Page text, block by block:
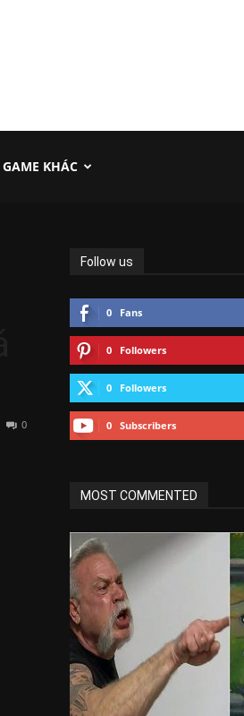
GAME KHÁC
0
Follow us
0 Fans
0 Followers
0 Followers
0 Subscribers
MOST COMMENTED